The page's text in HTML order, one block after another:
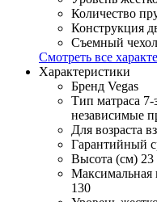
Количество
Конструкция
Съемный чехол
Смотреть все
Характеристики
Бренд Vegas
Тип матраса 7-
независимые
Для возраста
Гарантийный
Высота (см) 23
Максимальная
130